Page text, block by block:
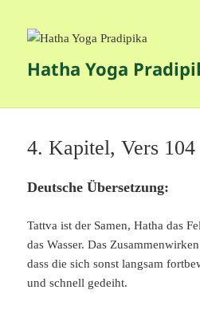
Hatha Yoga
4. Kapitel, Vers 104
Deutsche Übersetzung:
Tattva ist der Samen, Hatha das
das Wasser. Das
dass die sich sonst langsam
und schnell gedeiht.